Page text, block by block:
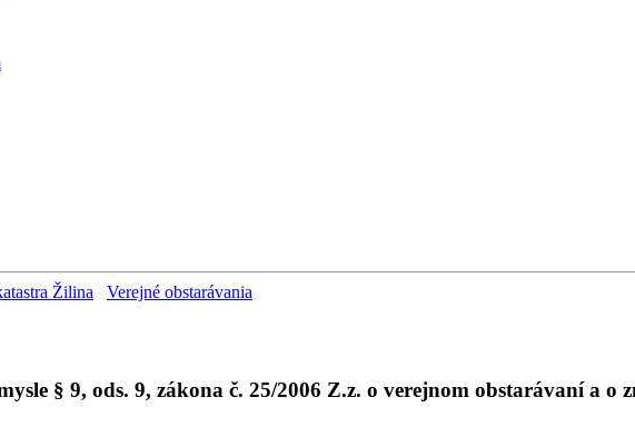
Žilina Verejné obstarávania
§ 9, ods. 9, zákona č. 25/2006 Z.z. o verejnom obstarávaní a